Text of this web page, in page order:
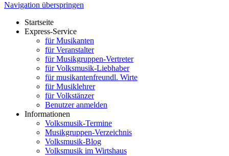
Navigation überspringen
Startseite
Express-Service
für Musikanten
für Veranstalter
für Musikgruppen-Vertreter
für Volksmusik-Liebhaber
für musikantenfreundl. Wirte
für Musiklehrer
für Volkstänzer
Benutzer anmelden
Informationen
Volksmusik-Termine
Musikgruppen-Verzeichnis
Volksmusik-Blog
Volksmusik im Wirtshaus